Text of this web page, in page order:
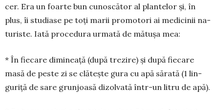
cer. Era un foarte bun cunos­cător al plantelor și, în
plus, îi studiase pe toți marii promotori ai medicinii na­
tu­riste. Iată procedura urmată de mătușa mea:
* În fiecare dimineață (după trezire) și după fiecare
masă de peste zi se clătește gura cu apă sărată (1 lin­
guriță de sare grun­joasă dizolvată într-un litru de apă).